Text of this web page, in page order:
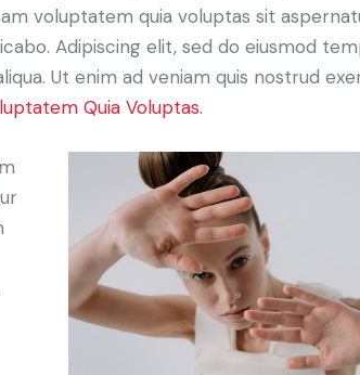
voluptatem quia voluptas sit
Adipiscing elit, sed do eiusmod
Ut enim ad veniam quis nostrud
Quia Voluptas.